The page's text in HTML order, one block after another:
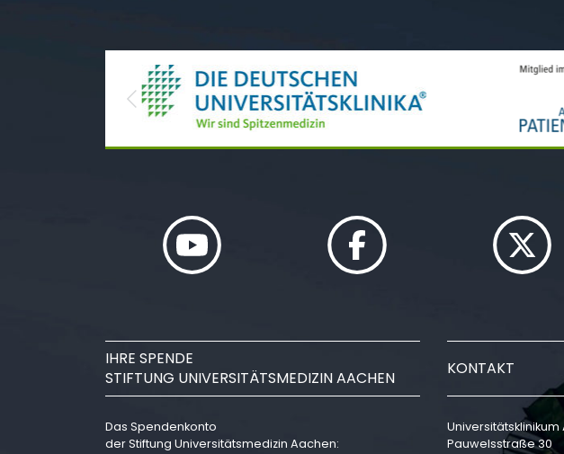
Previous
IHRE SPENDE
STIFTUNG UNIVERSITÄTSMEDIZIN AACHEN
Das Spendenkonto
der Stiftung Universitätsmedizin Aachen:
KONTAKT
Universitätsklinikum
Pauwelsstraße 30